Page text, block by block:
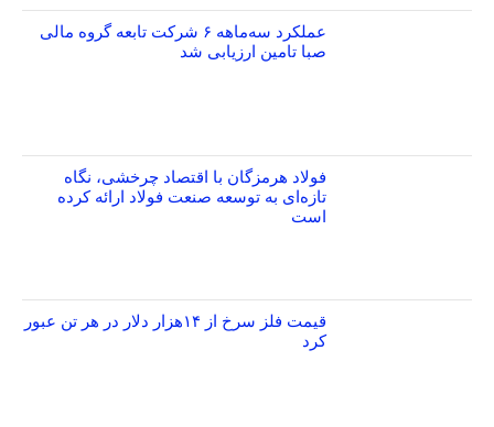
عملکرد سه‌ماهه ۶ شرکت‌ تابعه گروه مالی
صبا تامین ارزیابی شد
فولاد هرمزگان با اقتصاد چرخشی، نگاه
تازه‌ای به توسعه صنعت فولاد ارائه کرده
است
قیمت فلز سرخ از ۱۴هزار دلار در هر تن عبور
کرد